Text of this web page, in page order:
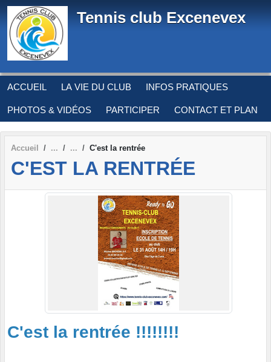
Tennis club Excenevex
ACCUEIL LA VIE DU CLUB INFOS PRATIQUES
PHOTOS & VIDÉOS PARTICIPER CONTACT ET PLAN
Accueil C'est la rentrée
C'EST LA RENTRÉE
C'est la rentrée !!!!!!!!
Panneau de gestion des cookies